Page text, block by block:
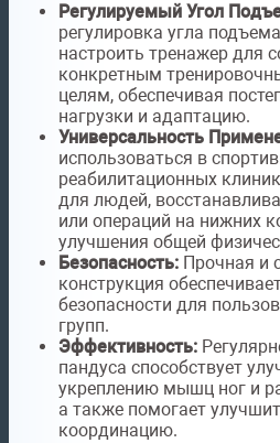
Регулируемый Угол
регулировка угла
настроить тренажер для
конкретным
целям, обеспечивая
нагрузки и адаптацию.
Универсальность
использоваться в
реабилитационных
для людей,
или операций на нижних
улучшения общей
Безопасность: Прочная и
конструкция
безопасности для
групп.
Эффективность:
пандуса способствует
укреплению мышц ног и
а также помогает
координацию.